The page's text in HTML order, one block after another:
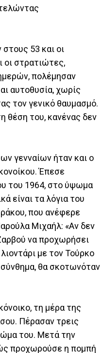
στους 53 και οι
οι στρατιώτες,
πολέμησαν
αυτοθυσία, χωρίς
τον γενικό θαυμασμό.
θέση του, κανένας δεν
γενναίων ήταν και ο
Έπεσε
του 1964, στο ύψωμα
είναι τα λόγια του
που ανέφερε
Μιχαήλ: «Αν δεν
να προχωρήσει
με τον Τούρκο
θα σκοτωνόταν
τη μέρα της
Πέρασαν τρεις
του. Μετά την
προχωρούσε η πομπή